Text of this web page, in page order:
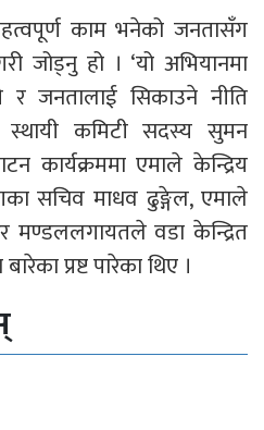
काम भनेको जनतासँग
जोड्नु हो । ‘यो अभियानमा
जनतालाई सिकाउने नीति
स्थायी कमिटी सदस्य सुमन
कार्यक्रममा एमाले केन्द्रिय
सचिव माधव ढुङ्गेल, एमाले
मण्डललगायतले वडा केन्द्रित
प्रष्ट पारेका थिए ।